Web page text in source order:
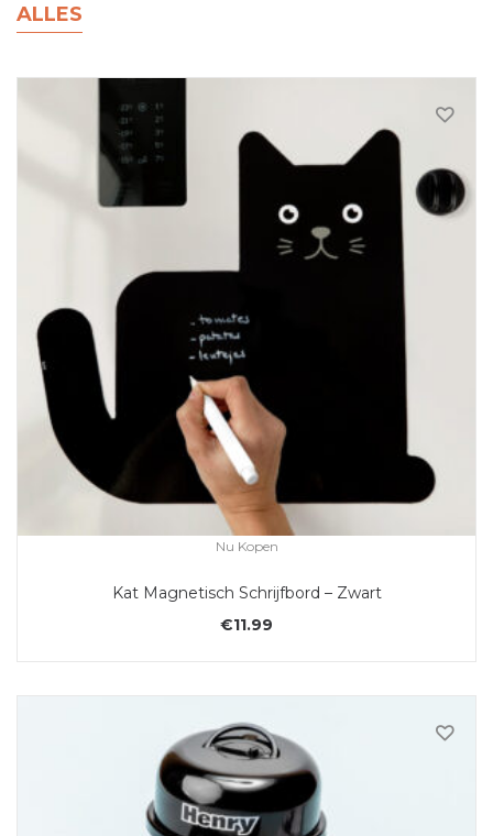
ALLES
Nu Kopen
Kat Magnetisch Schrijfbord – Zwart
€11.99